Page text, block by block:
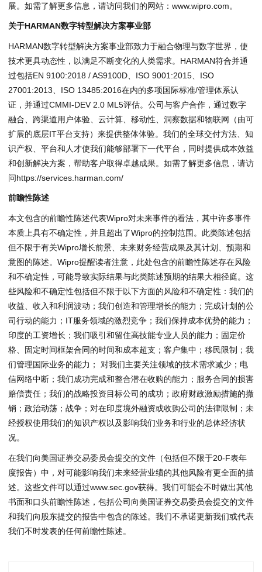
展。如需了解更多信息，请访问我们的网站： www.wipro.com。
关于HARMAN数字转型解决方案事业部
HARMAN数字转型解决方案事业部致力于融合物理与数字世界，使
技术更具动态性，以满足不断变化的人类需求。HARMAN符合并通
过包括EN 9100:2018 / AS9100D、ISO 9001:2015、ISO
27001:2013、ISO 13485:2016在内的多项国际标准/管理体系认
证，并通过CMMI-DEV 2.0 ML5评估。公司与客户合作，通过数字
融合、跨渠道用户体验、云计算、移动性、洞察数据和物联网（由可
扩展的底层IT平台支持）来提供整体体验。我们的全球交付方法、知
识产权、平台和人才使我们能够部署下一代平台，同时提供成本效益
和创新解决方案，帮助客户取得卓越成果。如需了解更多信息，请访
问https://services.harman.com/
前瞻性陈述
本文包含的前瞻性陈述代表Wipro对未来事件的看法，其中许多事件
本质上具有不确定性，并且超出了Wipro的控制范围。此类陈述包括
但不限于有关Wipro增长前景、未来财务经营成果及其计划、预期和
意图的陈述。Wipro提醒读者注意，此处包含的前瞻性陈述存在风险
和不确定性，可能导致实际结果与此类陈述预期的结果大相径庭。这
些风险和不确定性包括但不限于以下方面的风险和不确定性：我们的
收益、收入和利润波动；我们创造和管理增长的能力；完成计划的公
司行动的能力；IT服务领域的激烈竞争；我们保持成本优势的能力；
印度的工资增长；我们吸引和留住高技能专业人员的能力；固定价
格、固定时间框架合同的时间和成本超支；客户集中；移民限制；我
们管理国际业务的能力； 对我们主要关注领域的技术需求减少；电
信网络中断；我们成功完成和整合潜在收购的能力；服务合同的损害
赔偿责任；我们的战略投资目标公司的成功；政府财政激励措施的撤
销；政治动荡；战争；对在印度境外融资或收购公司的法律限制；未
经授权使用我们的知识产权以及影响我们业务和行业的总体经济状
况。
在我们向美国证券交易委员会提交的文件（包括但不限于20-F表年
度报告）中，对可能影响我们未来经营业绩的其他风险有更全面的描
述。这些文件可以通过www.sec.gov获得。我们可能会不时做出其他
书面和口头前瞻性陈述，包括公司向美国证券交易委员会提交的文件
和我们向股东提交的报告中包含的陈述。我们不承诺更新我们或代表
我们不时发表的任何前瞻性陈述。